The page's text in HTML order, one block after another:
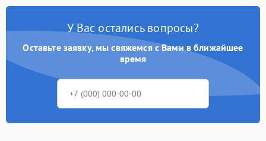
У Вас остались вопросы?
Оставьте заявку, мы свяжемся с Вами в ближайшее
время